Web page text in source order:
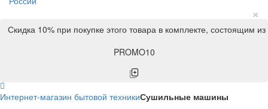
×
Скидка 10% при покупке этого товара в комплекте, состоящим
PROMO10
Интернет-магазин бытовой техникиСушильные машины